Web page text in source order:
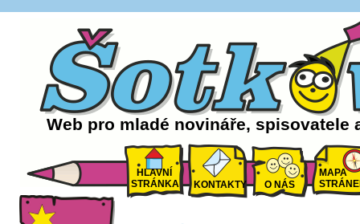
Web pro mladé novináře, spisovatele
HLAVNÍ
STRÁNKA
KONTAKTY O NÁS
MAPA